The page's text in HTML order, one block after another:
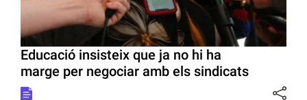
Educació insisteix que ja no hi ha
marge per negociar amb els sindicats